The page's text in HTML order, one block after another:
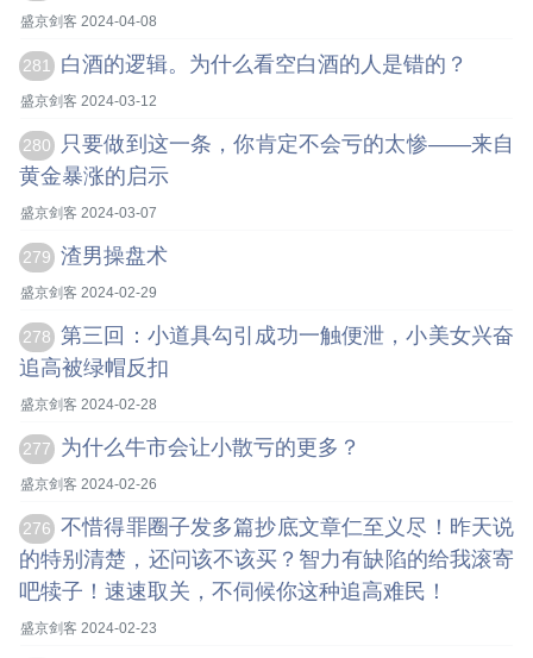
盛京剑客 2024-04-08
281 白酒的逻辑。为什么看空白酒的人是错的？
盛京剑客 2024-03-12
280
只要做到这一条，你肯定不会亏的太惨——来自
黄金暴涨的启示
盛京剑客 2024-03-07
279 渣男操盘术
盛京剑客 2024-02-29
278 第三回：小道具勾引成功一触便泄，小美女兴奋
追高被绿帽反扣
盛京剑客 2024-02-28
277 为什么牛市会让小散亏的更多？
盛京剑客 2024-02-26
276 不惜得罪圈子发多篇抄底文章仁至义尽！昨天说
的特别清楚，还问该不该买？智力有缺陷的给我滚寄
吧犊子！速速取关，不伺候你这种追高难民！
盛京剑客 2024-02-23